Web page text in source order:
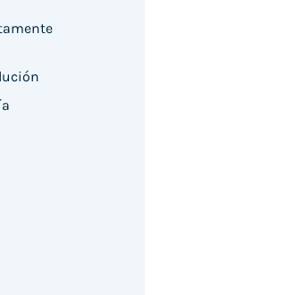
1202G/ Bluetooth/ USB